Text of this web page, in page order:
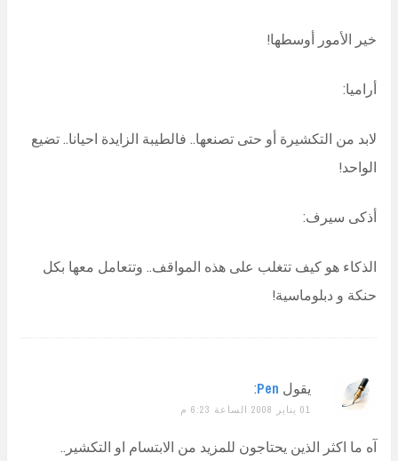
خير الأمور أوسطها!
أراميا:
لابد من التكشيرة أو حتى تصنعها.. فالطيبة الزايدة احيانا.. تضيع
الواحد!
أذكى سيرف:
الذكاء هو كيف تتغلب على هذه المواقف.. وتتعامل معها بكل
حنكة و دبلوماسية!
يقول Pen
:
01 يناير 2008 الساعة 6:23 م
آه ما اكثر الذين يحتاجون للمزيد من الابتسام او التكشير..